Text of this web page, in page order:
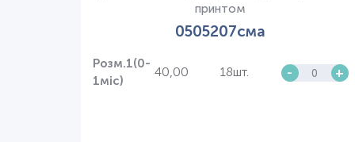
принтом
0505207сма
Розм.1(0-
1міс)
40,00 18шт. - +